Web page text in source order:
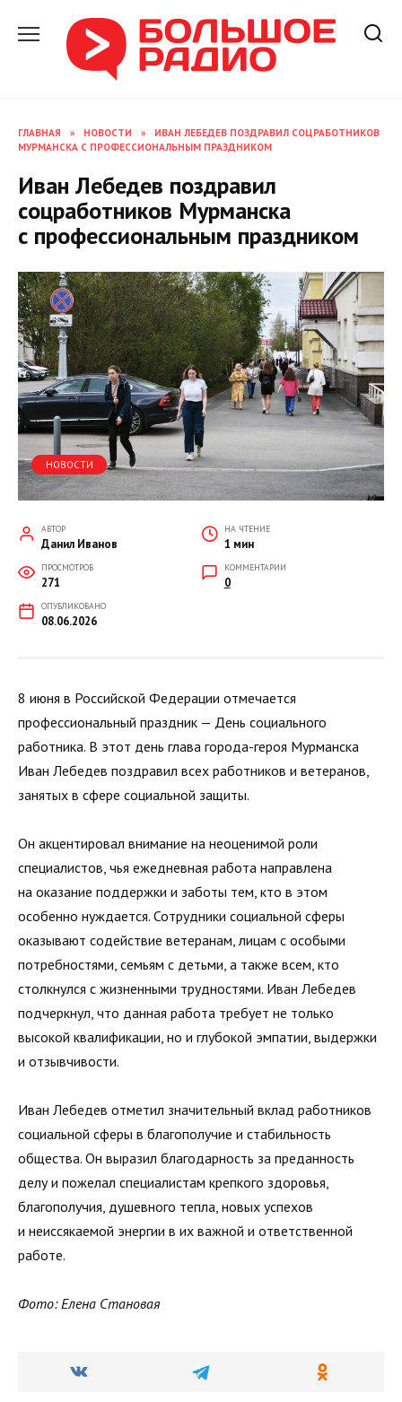
содержанию
ГЛАВНАЯ » НОВОСТИ »
ИВАН ЛЕБЕДЕВ ПОЗДРАВИЛ СОЦРАБОТНИКОВ
МУРМАНСКА С ПРОФЕССИОНАЛЬНЫМ ПРАЗДНИКОМ
Иван Лебедев поздравил
соцработников Мурманска
с профессиональным праздником
НОВОСТИ
АВТОР
Данил Иванов
НА ЧТЕНИЕ
1 мин
ПРОСМОТРОВ
271
КОММЕНТАРИИ
0
ОПУБЛИКОВАНО
08.06.2026
8 июня в Российской Федерации отмечается
профессиональный праздник — День социального
работника. В этот день глава города-героя Мурманска
Иван Лебедев поздравил всех работников и ветеранов,
занятых в сфере социальной защиты.
Он акцентировал внимание на неоценимой роли
специалистов, чья ежедневная работа направлена
на оказание поддержки и заботы тем, кто в этом
особенно нуждается. Сотрудники социальной сферы
оказывают содействие ветеранам, лицам с особыми
потребностями, семьям с детьми, а также всем, кто
столкнулся с жизненными трудностями. Иван Лебедев
подчеркнул, что данная работа требует не только
высокой квалификации, но и глубокой эмпатии, выдержки
и отзывчивости.
Иван Лебедев отметил значительный вклад работников
социальной сферы в благополучие и стабильность
общества. Он выразил благодарность за преданность
делу и пожелал специалистам крепкого здоровья,
благополучия, душевного тепла, новых успехов
и неиссякаемой энергии в их важной и ответственной
работе.
Фото: Елена Становая